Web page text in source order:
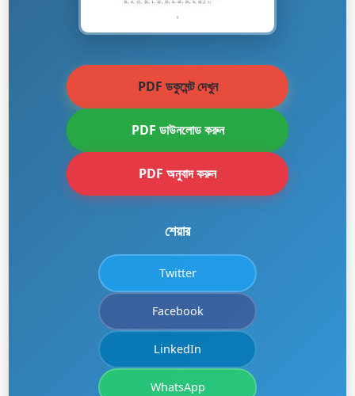
PDF ডকুমেন্ট দেখুন
PDF ডাউনলোড করুন
PDF অনুবাদ করুন
শেয়ার
Twitter
Facebook
LinkedIn
WhatsApp